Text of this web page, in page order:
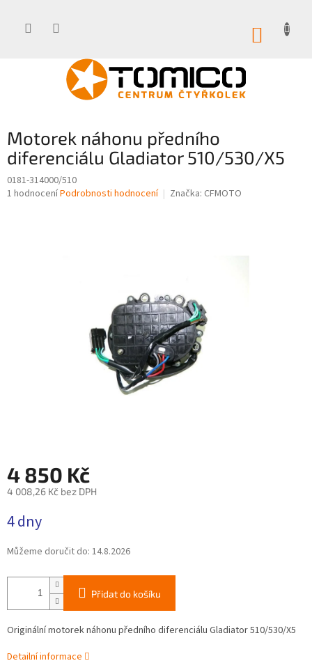
Motorek náhonu předního
diferenciálu Gladiator 510/530/X5
0181-314000/510
Průměrné
1 hodnoceníPodrobnosti hodnocení Značka: CFMOTO
4 850 Kč
4 008,26 Kč bez DPH
cena:
4 dny
Můžeme doručit do: 14.8.2026
Přidat do košíku
Originální motorek náhonu předního diferenciálu Gladiator 510/530/X5
Detailní informace